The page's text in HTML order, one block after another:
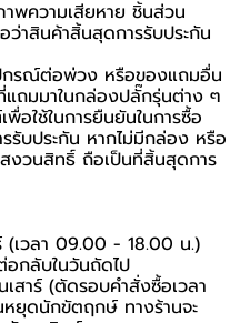
พความเสียหาย ชิ้นส่วน
าสินค้าสิ้นสุดการรับประกัน
กรณ์ต่อพ่วง หรือของแถมอื่น
แถมมาในกล่องปลั๊กรุ่นต่าง ๆ
ใช้ในการยืนยันในการซื้อ
รับประกัน หากไม่มีกล่อง หรือ
งวนสิทธิ์ ถือเป็นที่สิ้นสุดการ
(เวลา 09.00 - 18.00 น.)
อกลับในวันถัดไป
สาร์ (ตัดรอบคำสั่งซื้อเวลา
ยุดนักขัตฤกษ์ ทางร้านจะ